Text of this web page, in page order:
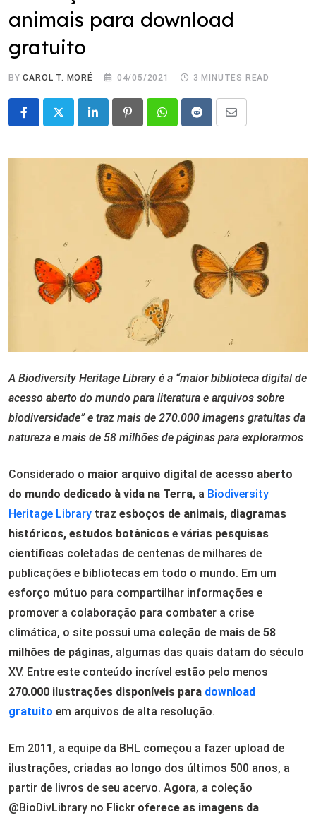
animais para download
gratuito
BYCAROL T. MORÉ 04/05/2021 3 MINUTES READ
LinkedIn PinterestWhatsappRedditShare
Email
A Biodiversity Heritage Library é a “maior biblioteca digital de
acesso aberto do mundo para literatura e arquivos sobre
biodiversidade” e traz mais de 270.000 imagens gratuitas da
natureza e mais de 58 milhões de páginas para explorarmos
Considerado o maior arquivo digital de acesso aberto
do mundo dedicado à vida na Terra, a Biodiversity
Heritage Library traz esboços de animais, diagramas
históricos, estudos botânicos e várias pesquisas
científicas coletadas de centenas de milhares de
publicações e bibliotecas em todo o mundo. Em um
esforço mútuo para compartilhar informações e
promover a colaboração para combater a crise
climática, o site possui uma coleção de mais de 58
milhões de páginas, algumas das quais datam do século
XV. Entre este conteúdo incrível estão pelo menos
270.000 ilustrações disponíveis para download
gratuito em arquivos de alta resolução.
Em 2011, a equipe da BHL começou a fazer upload de
ilustrações, criadas ao longo dos últimos 500 anos, a
partir de livros de seu acervo. Agora, a coleção
@BioDivLibrary no Flickr oferece as imagens da